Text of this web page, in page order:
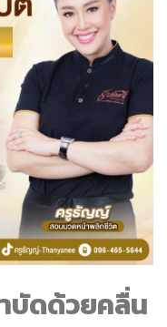
บัดด้วยคลื่น